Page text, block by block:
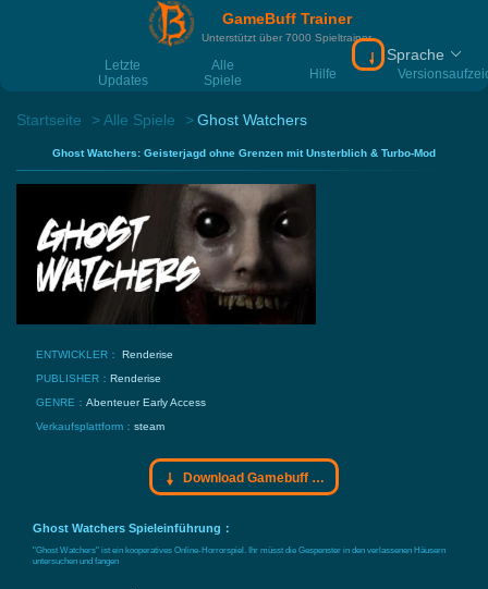
GameBuff Trainer
Unterstützt über 7000 Spieltrainer
Letzte
Updates
Alle
Spiele
Hilfe
Download
Sprache
Startseite Alle Spiele Ghost Watchers
Ghost Watchers: Geisterjagd ohne Grenzen mit Unsterblich & Turbo-Mod
ENTWICKLER： Renderise
PUBLISHER： Renderise
GENRE： AbenteuerEarly Access
Verkaufsplattform： steam
Download Gamebuff Trainer
Ghost Watchers Spieleinführung：
"Ghost Watchers" ist ein kooperatives Online-Horrorspiel. Ihr müsst die Gespenster in den verlassenen Häusern
untersuchen und fangen